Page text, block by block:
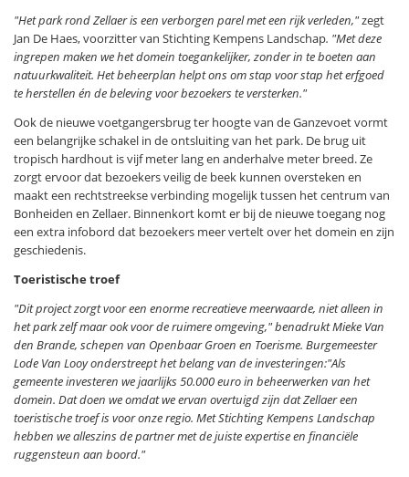
"Het park rond Zellaer is een verborgen parel met een rijk verleden,"zegt
Jan De Haes, voorzitter van Stichting Kempens Landschap. "Met deze
ingrepen maken we het domein toegankelijker, zonder in te boeten aan
natuurkwaliteit. Het beheerplan helpt ons om stap voor stap het erfgoed
te herstellen én de beleving voor bezoekers te versterken."
Ook de nieuwe voetgangersbrug ter hoogte van de Ganzevoet vormt
een belangrijke schakel in de ontsluiting van het park. De brug uit
tropisch hardhout is vijf meter lang en anderhalve meter breed. Ze
zorgt ervoor dat bezoekers veilig de beek kunnen oversteken en
maakt een rechtstreekse verbinding mogelijk tussen het centrum van
Bonheiden en Zellaer. Binnenkort komt er bij de nieuwe toegang nog
een extra infobord dat bezoekers meer vertelt over het domein en zijn
geschiedenis.
Toeristische troef
"Dit project zorgt voor een enorme recreatieve meerwaarde, niet alleen in
het park zelf maar ook voor de ruimere omgeving,"benadrukt Mieke Van
den Brande, schepen van Openbaar Groen en Toerisme. Burgemeester
Lode Van Looy onderstreept het belang van de investeringen:"Als
gemeente investeren we jaarlijks 50.000 euro in beheerwerken van het
domein. Dat doen we omdat we ervan overtuigd zijn dat Zellaer een
toeristische troef is voor onze regio. Met Stichting Kempens Landschap
hebben we alleszins de partner met de juiste expertise en financiële
ruggensteun aan boord."